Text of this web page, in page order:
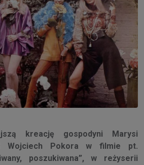
kreację gospodyni Marysi
Wojciech Pokora w filmie pt.
poszukiwana”, w reżyserii